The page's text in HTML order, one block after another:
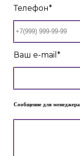
Телефон*
Ваш e-mail*
Сообщение для менеджера